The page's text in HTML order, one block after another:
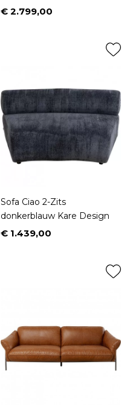
Prijs
€ 2.799,00
Sofa Ciao 2-Zits
donkerblauw Kare Design
Prijs
€ 1.439,00